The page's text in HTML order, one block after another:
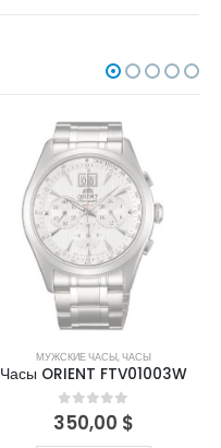
НЕТ В НАЛИЧИИ
МУЖСКИЕ ЧАСЫ,ЧАСЫ
Часы ORIENT FTV01003W
0out of 5
350,00 $